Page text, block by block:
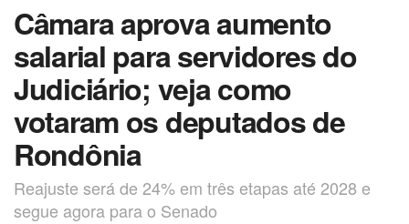
Câmara aprova aumento
salarial para servidores do
Judiciário; veja como
votaram os deputados de
Rondônia
Reajuste será de 24% em três etapas até 2028 e
segue agora para o Senado